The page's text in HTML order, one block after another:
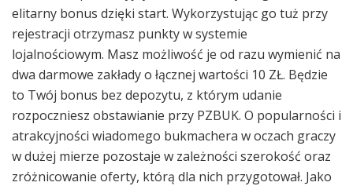
elitarny bonus dzięki start. Wykorzystując go tuż przy
rejestracji otrzymasz punkty w systemie
lojalnościowym. Masz możliwość je od razu wymienić na
dwa darmowe zakłady o łącznej wartości 10 ZŁ. Będzie
to Twój bonus bez depozytu, z którym udanie
rozpoczniesz obstawianie przy PZBUK. O popularności i
atrakcyjności wiadomego bukmachera w oczach graczy
w dużej mierze pozostaje w zależności szerokość oraz
zróżnicowanie oferty, którą dla nich przygotował. Jako